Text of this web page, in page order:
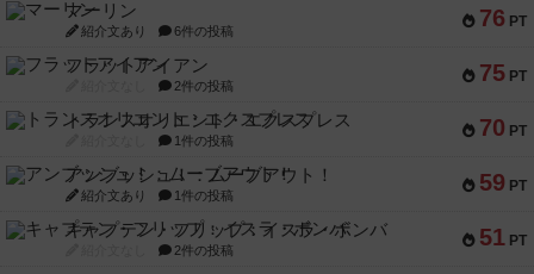
76 PT
マーリン
紹介文あり 6件の投稿
75 PT
フラットアイアン
2件の投稿
70 PT
トランスオリエント・エクスプレス
1件の投稿
59 PT
アンブッシュ！：ムーブアウト！
紹介文あり 1件の投稿
51 PT
キャプテン・フリップ：イスラ・ボンバ
2件の投稿